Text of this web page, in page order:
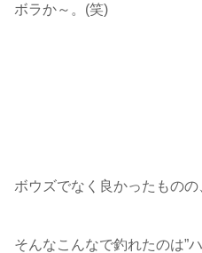
ボラか～。(笑)
ボウズでなく良かったものの
そんなこんなで釣れたのは”